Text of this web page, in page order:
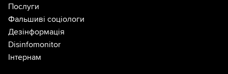
Послуги
Фальшиві соціологи
Дезінформація
Disinfomonitor
Інтернам